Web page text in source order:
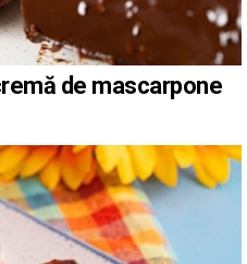
de mascarpone